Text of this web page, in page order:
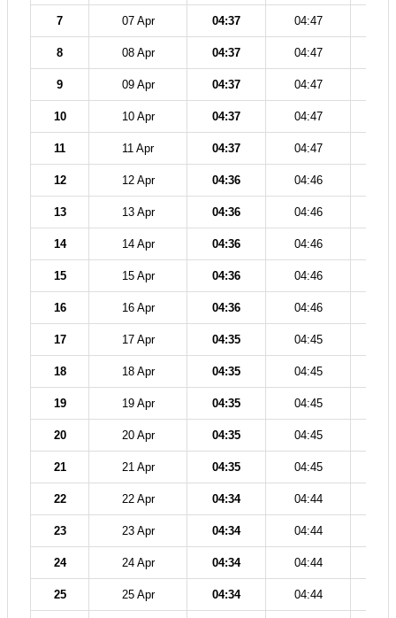
7 07 Apr 04:37 04:47
8 08 Apr 04:37 04:47
9 09 Apr 04:37 04:47
10 10 Apr 04:37 04:47
11 11 Apr 04:37 04:47
12 12 Apr 04:36 04:46
13 13 Apr 04:36 04:46
14 14 Apr 04:36 04:46
15 15 Apr 04:36 04:46
16 16 Apr 04:36 04:46
17 17 Apr 04:35 04:45
18 18 Apr 04:35 04:45
19 19 Apr 04:35 04:45
20 20 Apr 04:35 04:45
21 21 Apr 04:35 04:45
22 22 Apr 04:34 04:44
23 23 Apr 04:34 04:44
24 24 Apr 04:34 04:44
25 25 Apr 04:34 04:44